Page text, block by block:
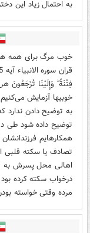
به احتمال زیاد این
خوب مرگ برای همه
فِتْنَةً ۖ وَإِلَيْنَا تُرْجَعُونَ
خوبیها آزمایش
به توضیح دادن
توضیح داده شود طی
تصادف یا سکته قلبی
اهالی محل پسرش به
درخواب سکته کرده
مرده وقتی خواسته